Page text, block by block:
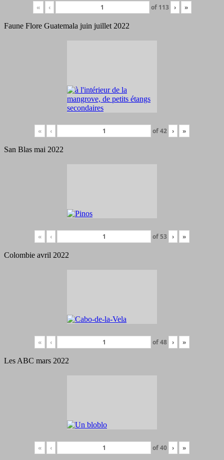
« ‹ of 113 › »
Faune Flore Guatemala juin juillet 2022
« ‹ of42 › »
San Blas mai 2022
« ‹ of53 › »
Colombie avril 2022
« ‹ of48 › »
Les ABC mars 2022
« ‹ of40 › »